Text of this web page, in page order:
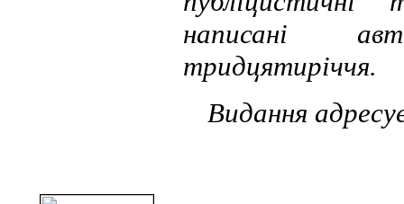
написані
тридцятиріччя.
Видання